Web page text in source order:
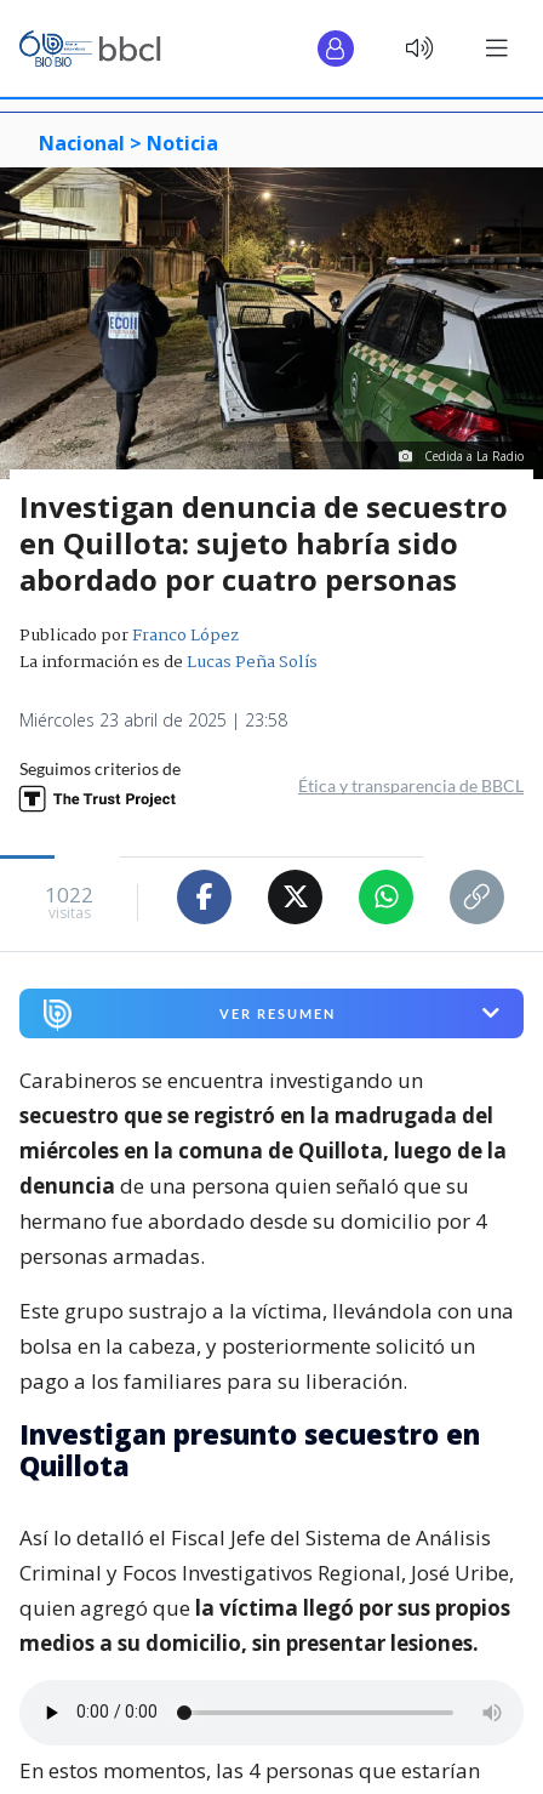
Nacional > Noticia
Cedida a La Radio
Investigan denuncia de secuestro
en Quillota: sujeto habría sido
abordado por cuatro personas
Publicado porFranco López
La información es deLucas Peña Solís
Miércoles 23 abril de 2025 | 23:58
Seguimos criterios de
Ética y transparencia de BBCL
1022
visitas
VER RESUMEN
Carabineros se encuentra investigando un
secuestro que se registró en la madrugada del
miércoles en la comuna de Quillota, luego de la
denuncia de una persona quien señaló que su
hermano fue abordado desde su domicilio por 4
personas armadas.
Este grupo sustrajo a la víctima, llevándola con una
bolsa en la cabeza, y posteriormente solicitó un
pago a los familiares para su liberación.
Investigan presunto secuestro en
Quillota
Así lo detalló el Fiscal Jefe del Sistema de Análisis
Criminal y Focos Investigativos Regional, José Uribe,
quien agregó que la víctima llegó por sus propios
medios a su domicilio, sin presentar lesiones.
En estos momentos, las 4 personas que estarían